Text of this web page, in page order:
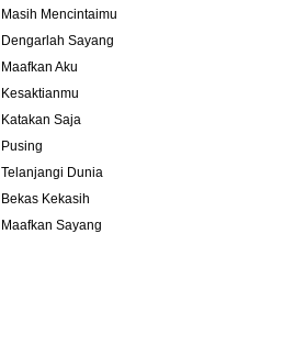
Masih Mencintaimu
Dengarlah Sayang
Maafkan Aku
Kesaktianmu
Katakan Saja
Pusing
Telanjangi Dunia
Bekas Kekasih
Maafkan Sayang